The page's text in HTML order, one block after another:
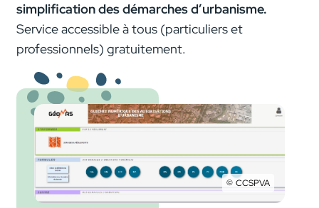
simplification des démarches d’urbanisme.
Service accessible à tous (particuliers et
professionnels) gratuitement.
CCSPVA